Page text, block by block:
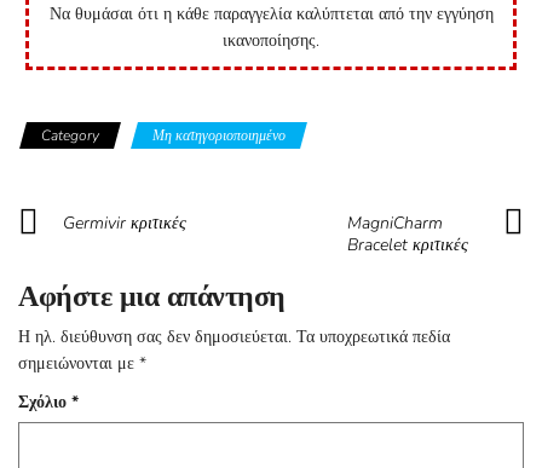
Να θυμάσαι ότι η κάθε παραγγελία καλύπτεται από την εγγύηση
ικανοποίησης.
Category Μη κατηγοριοποιημένο
Germivir κριτικές
MagniCharm
Bracelet κριτικές
Αφήστε μια απάντηση
Η ηλ. διεύθυνση σας δεν δημοσιεύεται. Τα υποχρεωτικά πεδία
σημειώνονται με *
Σχόλιο *